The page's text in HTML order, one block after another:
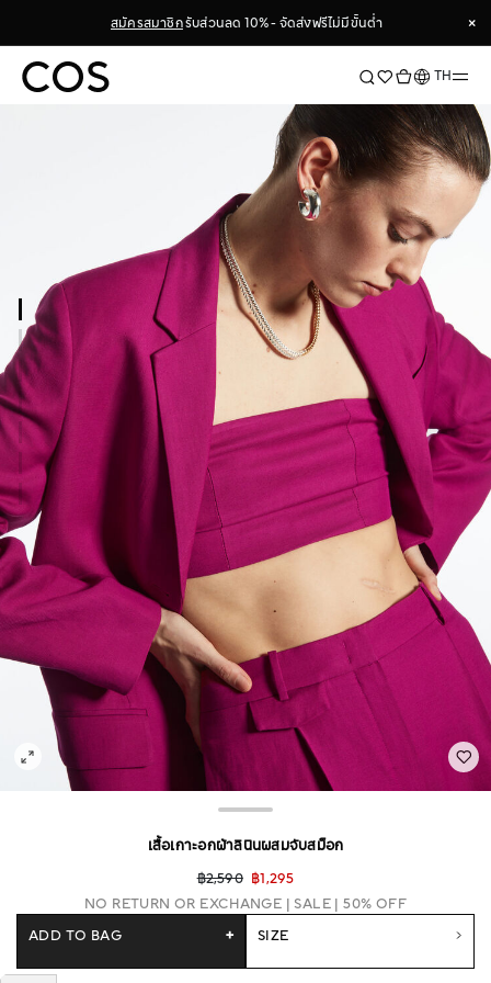
สมัครสมาชิกรับส่วนลด 10% - จัดส่งฟรีไม่มีขั้นต่ำ
×
×
ภาษาTH
เสื้อเกาะอกผ้าลินินผสมจับสม็อก
฿2,590 ฿1,295
NO RETURN OR EXCHANGE SALE | 50% OFF
SIZE
ADD TO BAG +